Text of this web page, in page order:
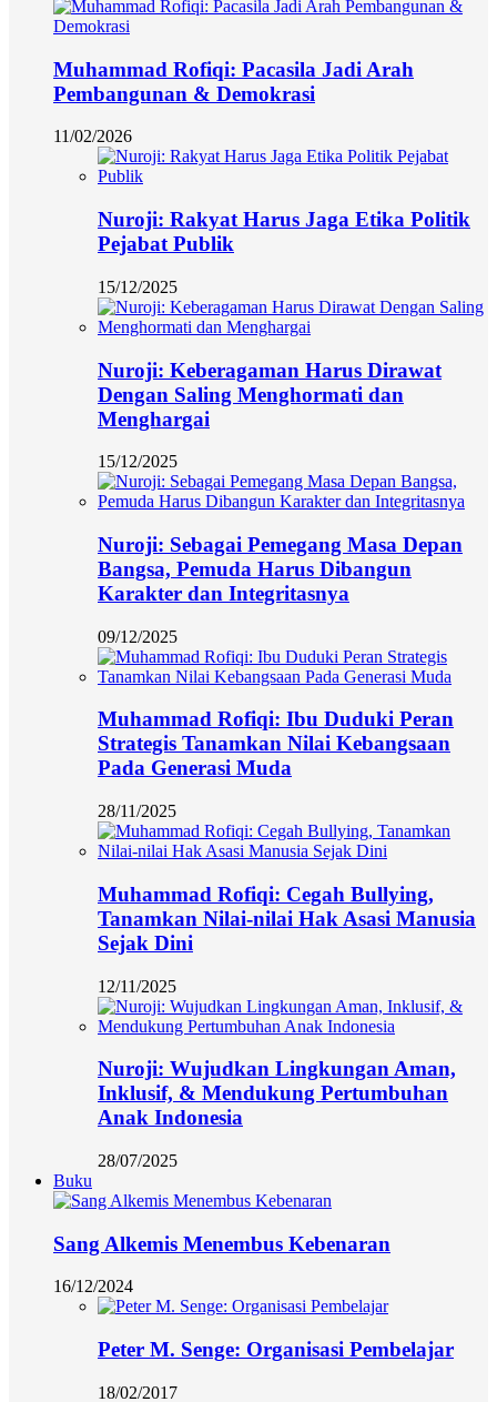
Muhammad Rofiqi: Pacasila Jadi Arah
Pembangunan & Demokrasi
11/02/2026
Nuroji: Rakyat Harus Jaga Etika Politik
Pejabat Publik
15/12/2025
Nuroji: Keberagaman Harus Dirawat
Dengan Saling Menghormati dan
Menghargai
15/12/2025
Nuroji: Sebagai Pemegang Masa Depan
Bangsa, Pemuda Harus Dibangun
Karakter dan Integritasnya
09/12/2025
Muhammad Rofiqi: Ibu Duduki Peran
Strategis Tanamkan Nilai Kebangsaan
Pada Generasi Muda
28/11/2025
Muhammad Rofiqi: Cegah Bullying,
Tanamkan Nilai-nilai Hak Asasi Manusia
Sejak Dini
12/11/2025
Nuroji: Wujudkan Lingkungan Aman,
Inklusif, & Mendukung Pertumbuhan
Anak Indonesia
28/07/2025
Buku
Sang Alkemis Menembus Kebenaran
16/12/2024
Peter M. Senge: Organisasi Pembelajar
18/02/2017